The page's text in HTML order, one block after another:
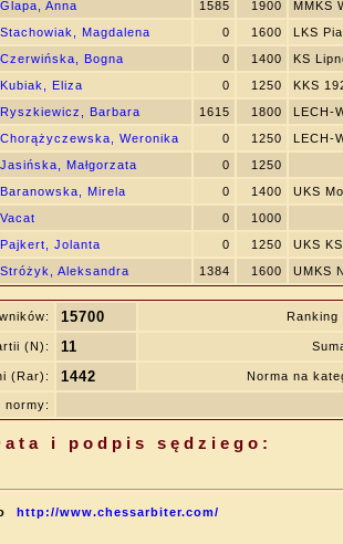
Glapa, Anna 1585 1900
MMKS
Stachowiak, Magdalena 0 1600
LKS
Czerwińska, Bogna 0 1400
KS
Kubiak, Eliza 0 1250
KKS
Ryszkiewicz, Barbara 1615 1800
LECH-
Chorążyczewska, Weronika 0 1250
LECH-
Jasińska, Małgorzata 0
1250
Baranowska, Mirela 0 1400
UKS
Vacat 0
1000
Pajkert, Jolanta 0 1250
UKS
Stróżyk, Aleksandra 1384 1600 UMKS
15700
(N): 11
(Rar): 1442 Norma na
normy:
i podpis sędziego:
http://www.chessarbiter.com/